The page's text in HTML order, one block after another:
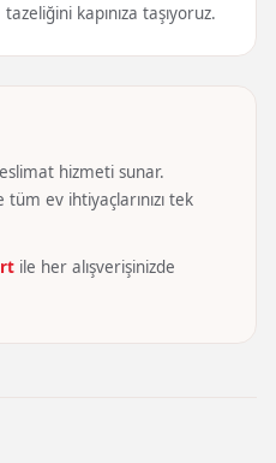
tazeliğini kapınıza taşıyoruz.
hizmeti sunar.
ev ihtiyaçlarınızı tek
ile her alışverişinizde